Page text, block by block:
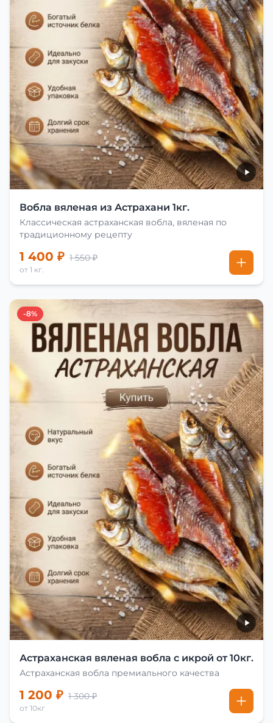
Вобла вяленая из Астрахани 1кг.
Классическая астраханская вобла, вяленая по
традиционному рецепту
1 400 ₽ 1 550 ₽
от 1 кг.
-8%
Астраханская вяленая вобла с икрой от 10кг.
Астраханская вобла премиального качества
1 200 ₽ 1 300 ₽
от 10кг